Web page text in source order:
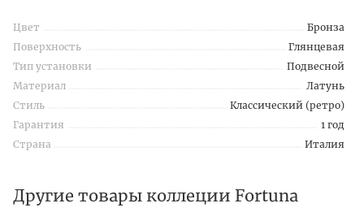
Цвет
Бронза
Поверхность
Глянцевая
Тип установки
Подвесной
Материал
Латунь
Стиль
Классический (ретро)
Гарантия
1 год
Страна
Италия
Другие товары коллеции Fortuna